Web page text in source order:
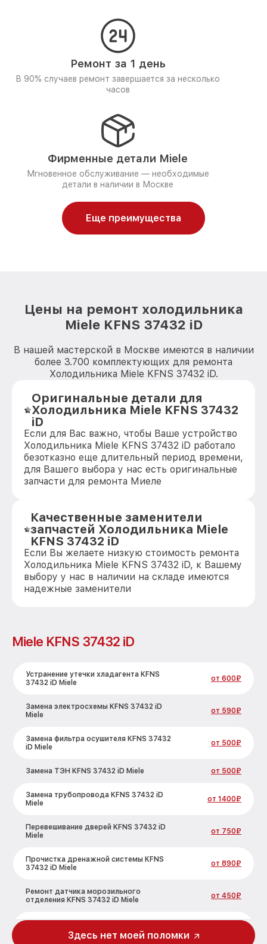
Ремонт за 1 день
В 90% случаев ремонт завершается за несколько
часов
Фирменные детали Miele
Мгновенное обслуживание — необходимые
детали в наличии в Москве
Еще преимущества
Цены на ремонт холодильника
Miele KFNS 37432 iD
В нашей мастерской в Москве имеются в наличии
более 3.700 комплектующих для ремонта
Холодильника Miele KFNS 37432 iD.
Оригинальные детали для
Холодильника Miele KFNS 37432
iD
Если для Вас важно, чтобы Ваше устройство
Холодильника Miele KFNS 37432 iD работало
безотказно еще длительный период времени,
для Вашего выбора у нас есть оригинальные
запчасти для ремонта Миеле
Качественные заменители
запчастей Холодильника Miele
KFNS 37432 iD
Если Вы желаете низкую стоимость ремонта
Холодильника Miele KFNS 37432 iD, к Вашему
выбору у нас в наличии на складе имеются
надежные заменители
Miele KFNS 37432 iD
Устранение утечки хладагента KFNS
37432 iD Miele
от 600₽
Замена электросхемы KFNS 37432 iD
Miele
от 590₽
Замена фильтра осушителя KFNS 37432
iD Miele
от 500₽
Замена ТЭН KFNS 37432 iD Miele от 500₽
Замена трубопровода KFNS 37432 iD
Miele
от 1400₽
Перевешивание дверей KFNS 37432 iD
Miele
от 750₽
Прочистка дренажной системы KFNS
37432 iD Miele
от 890₽
Ремонт датчика морозильного
отделения KFNS 37432 iD Miele
от 450₽
37432 iD MieleЗдесь нет моей поломки